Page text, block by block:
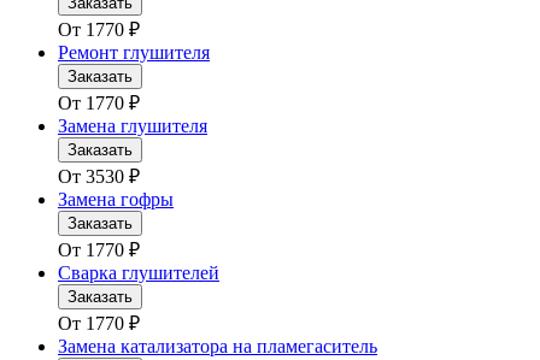
От 1770 ₽
Ремонт глушителя
Заказать
От 1770 ₽
Замена глушителя
Заказать
От 3530 ₽
Замена гофры
Заказать
От 1770 ₽
Сварка глушителей
Заказать
От 1770 ₽
Замена катализатора на пламегаситель